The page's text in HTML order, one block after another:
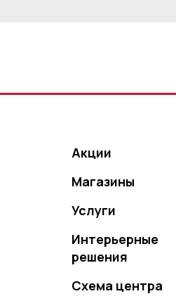
Акции
Магазины
Услуги
Интерьерные
решения
Схема центра